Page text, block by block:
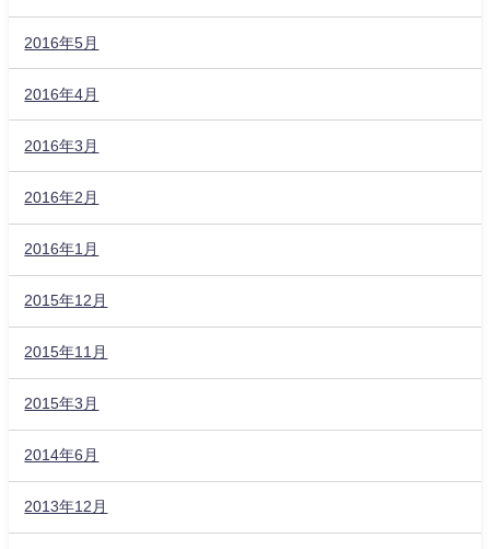
2016年5月
2016年4月
2016年3月
2016年2月
2016年1月
2015年12月
2015年11月
2015年3月
2014年6月
2013年12月